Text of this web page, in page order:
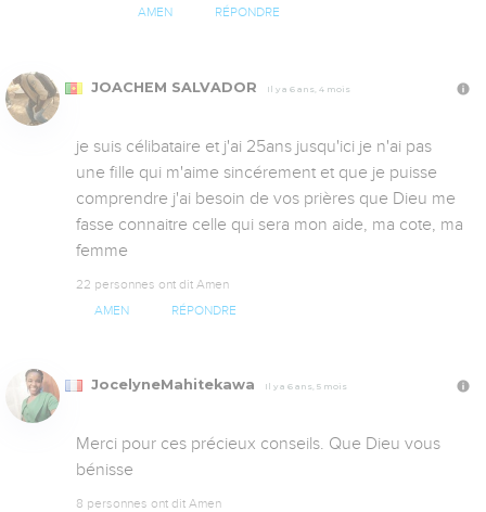
AMEN RÉPONDRE
JOACHEM SALVADOR Il y a 6 ans, 4 mois
je suis célibataire et j'ai 25ans jusqu'ici je n'ai pas
une fille qui m'aime sincérement et que je puisse
comprendre j'ai besoin de vos prières que Dieu me
fasse connaitre celle qui sera mon aide, ma cote, ma
femme
22 personnes ont dit Amen
AMEN RÉPONDRE
JocelyneMahitekawa Il y a 6 ans, 5 mois
Merci pour ces précieux conseils. Que Dieu vous
bénisse
8 personnes ont dit Amen